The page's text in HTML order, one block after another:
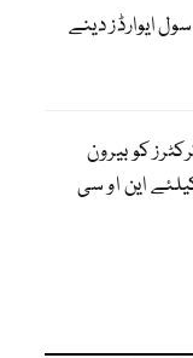
ایوارڈز دینے
کو بیرون
این او سی